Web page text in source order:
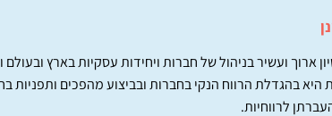
ארוך ועשיר בניהול של חברות ויחידות עסקיות בארץ
היא בהגדלת הרווח הנקי בחברות ובביצוע מהפכים ותפניות
לרווחיות.